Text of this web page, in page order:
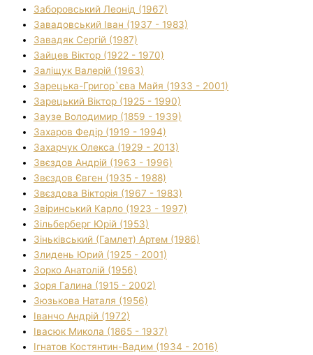
Заборовський Леонід (1967)
Завадовський Іван (1937 - 1983)
Завадяк Сергій (1987)
Зайцев Віктор (1922 - 1970)
Заліщук Валерій (1963)
Зарецька-Григор`єва Майя (1933 - 2001)
Зарецький Віктор (1925 - 1990)
Заузе Володимир (1859 - 1939)
Захаров Федір (1919 - 1994)
Захарчук Олекса (1929 - 2013)
Звєздов Андрій (1963 - 1996)
Звєздов Євген (1935 - 1988)
Звєздова Вікторія (1967 - 1983)
Звіринський Карло (1923 - 1997)
Зільберберг Юрій (1953)
Зіньківський (Гамлет) Артем (1986)
Злидень Юрий (1925 - 2001)
Зорко Анатолій (1956)
Зоря Галина (1915 - 2002)
Зюзькова Наталя (1956)
Іванчо Андрій (1972)
Івасюк Микола (1865 - 1937)
Ігнатов Костянтин-Вадим (1934 - 2016)